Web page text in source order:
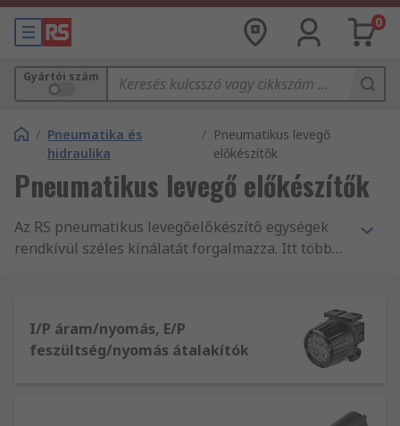
0
Gyártói szám
/ Pneumatika és
hidraulika
/ Pneumatikus levegő
előkészítők
Pneumatikus levegő előkészítők
Az RS pneumatikus levegőelőkészítő egységek
rendkívül széles kínálatát forgalmazza. Itt többek
I/P áram/nyomás, E/P
feszültség/nyomás átalakítók